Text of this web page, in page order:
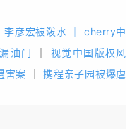
李彦宏被泼水
cherry中
油门
视觉中国版权风
害案 ｜携程亲子园被爆虐